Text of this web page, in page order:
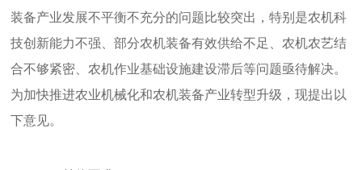
装备产业发展不平衡不充分的问题比较突出，特别是农机科
技创新能力不强、部分农机装备有效供给不足、农机农艺结
合不够紧密、农机作业基础设施建设滞后等问题亟待解决。
为加快推进农业机械化和农机装备产业转型升级，现提出以
下意见。